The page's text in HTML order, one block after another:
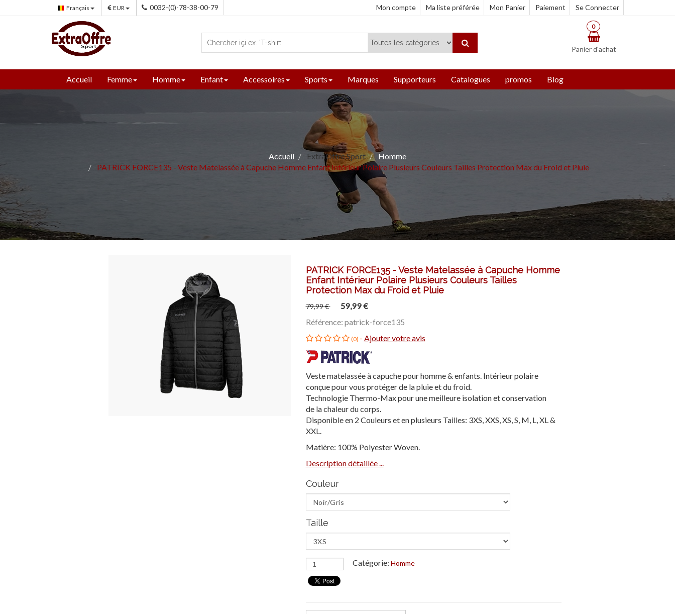
Français EUR 0032-(0)-78-38-00-79 Mon compte Ma liste préférée Mon Panier Paiement Se Connecter
Panier d'achat
0
Accueil Femme Homme Enfant Accessoires Sports Marques Supporteurs Catalogues promos Blog
Accueil ExtraOffre Sport
Homme
PATRICK FORCE135 - Veste Matelassée à Capuche Homme Enfant Intérieur Polaire Plusieurs Couleurs Tailles Protection Max du Froid et Pluie
PATRICK FORCE135 - Veste Matelassée à Capuche Homme
Enfant Intérieur Polaire Plusieurs Couleurs Tailles
Protection Max du Froid et Pluie
79,99 €
59,99 €
Référence: patrick-force135
(0) - Ajouter votre avis
Veste matelassée à capuche pour homme & enfants. Intérieur polaire
conçue pour vous protéger de la pluie et du froid.
Technologie Thermo-Max pour une meilleure isolation et conservation
de la chaleur du corps.
Disponible en 2 Couleurs et en plusieurs Tailles: 3XS, XXS, XS, S, M, L, XL &
XXL.
Matière: 100% Polyester Woven.
Description détaillée ...
Couleur
Taille
Catégorie: Homme